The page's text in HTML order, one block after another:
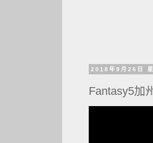
2018年9月26日 星
Fantasy5加